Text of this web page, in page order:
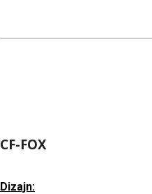
CF-FOX
Dizajn: